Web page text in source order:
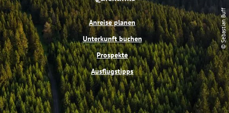
© Sebastian Buff
o
o
k
r
e
s
t
b
e
g
r
a
m
Anreise planen
Unterkunft buchen
Prospekte
Ausflugstipps